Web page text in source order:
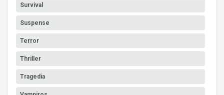
Survival
Suspense
Terror
Thriller
Tragedia